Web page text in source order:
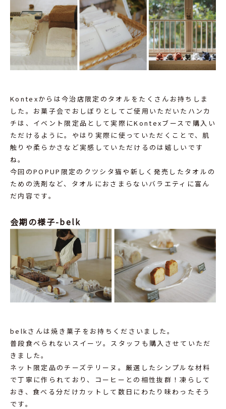
Kontexからは今治店限定のタオルをたくさんお持ちしま
した。お菓子会でおしぼりとしてご使用いただいたハンカ
チは、イベント限定品として実際にKontexブースで購入い
ただけるように。やはり実際に使っていただくことで、肌
触りや柔らかさなど実感していただけるのは嬉しいです
ね。
今回のPOPUP限定のクツシタ猫や新しく発売したタオルの
ための洗剤など、タオルにおさまらないバラエティに富ん
だ内容です。
会期の様子-belk
belkさんは焼き菓子をお持ちくださいました。
普段食べられないスイーツ。スタッフも購入させていただ
きました。
ネット限定品のチーズテリーヌ。厳選したシンプルな材料
で丁寧に作られており、コーヒーとの相性抜群！凍らして
おき、食べる分だけカットして数日にわたり味わったそう
です。